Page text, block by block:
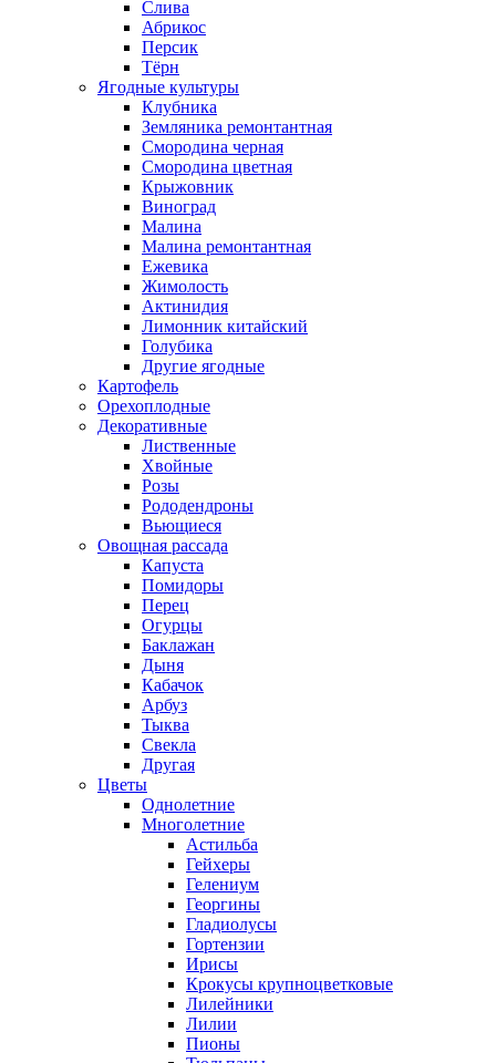
Слива
Абрикос
Персик
Тёрн
Ягодные культуры
Клубника
Земляника ремонтантная
Смородина черная
Смородина цветная
Крыжовник
Виноград
Малина
Малина ремонтантная
Ежевика
Жимолость
Актинидия
Лимонник китайский
Голубика
Другие ягодные
Картофель
Орехоплодные
Декоративные
Лиственные
Хвойные
Розы
Рододендроны
Вьющиеся
Овощная рассада
Капуста
Помидоры
Перец
Огурцы
Баклажан
Дыня
Кабачок
Арбуз
Тыква
Свекла
Другая
Цветы
Однолетние
Многолетние
Астильба
Гейхеры
Гелениум
Георгины
Гладиолусы
Гортензии
Ирисы
Крокусы крупноцветковые
Лилейники
Лилии
Пионы